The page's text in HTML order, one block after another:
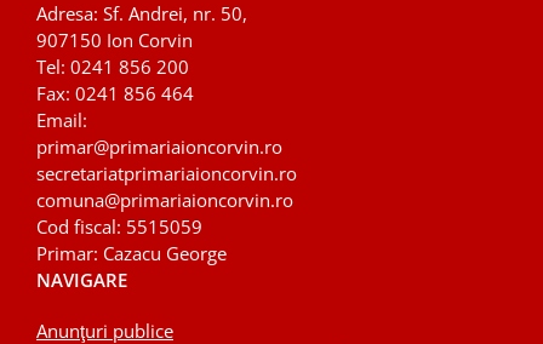
Adresa: Sf. Andrei, nr. 50,
907150 Ion Corvin
Tel: 0241 856 200
Fax: 0241 856 464
Email:
primar@primariaioncorvin.ro
secretariatprimariaioncorvin.ro
comuna@primariaioncorvin.ro
Cod fiscal: 5515059
Primar: Cazacu George
NAVIGARE
Anunţuri publice